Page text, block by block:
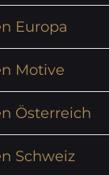
Europa
Motive
Österreich
Schweiz